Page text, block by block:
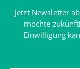
Jetzt Newsletter
möchte
Einwilligung